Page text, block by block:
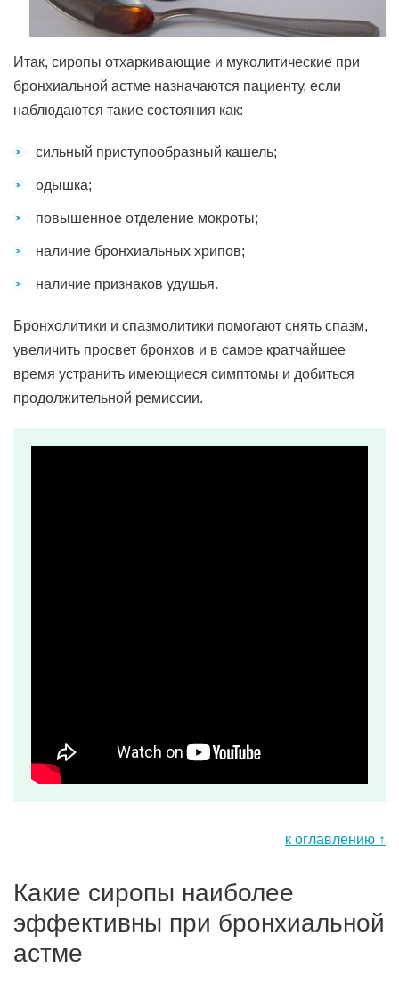
Итак, сиропы отхаркивающие и муколитические при
бронхиальной астме назначаются пациенту, если
наблюдаются такие состояния как:
сильный приступообразный кашель;
одышка;
повышенное отделение мокроты;
наличие бронхиальных хрипов;
наличие признаков удушья.
Бронхолитики и спазмолитики помогают снять спазм,
увеличить просвет бронхов и в самое кратчайшее
время устранить имеющиеся симптомы и добиться
продолжительной ремиссии.
к оглавлению ↑
Какие сиропы наиболее
эффективны при бронхиальной
астме